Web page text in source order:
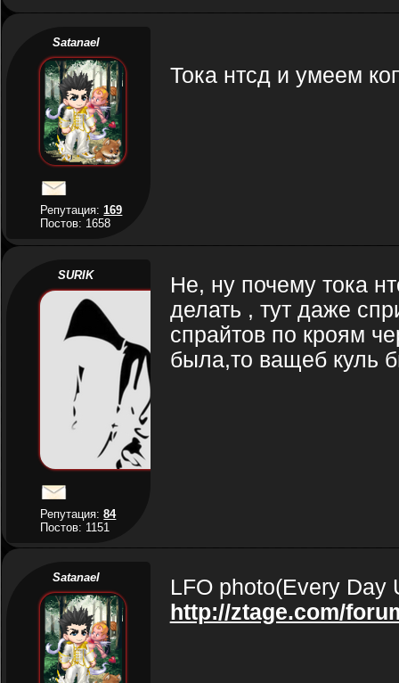
Satanael
Репутация:169
Постов: 1658
Тока нтсд и умеем
SURIK
Репутация:84
Постов: 1151
Не, ну почему тока
делать , тут даже
спрайтов по кроям
была,то ващеб куль
Satanael
LFO photo(Every Day
http://ztage.com/